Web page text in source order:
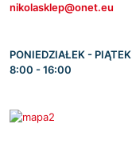
nikolasklep@onet.eu
PONIEDZIAŁEK - PIĄTEK
8:00 - 16:00